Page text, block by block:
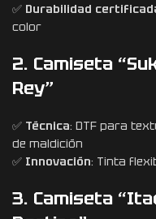
✅ Durabilidad
color
2. Camiseta
Rey”
✅ Técnica: DTF para
de maldición
✅ Innovación: Tinta
3. Camiseta